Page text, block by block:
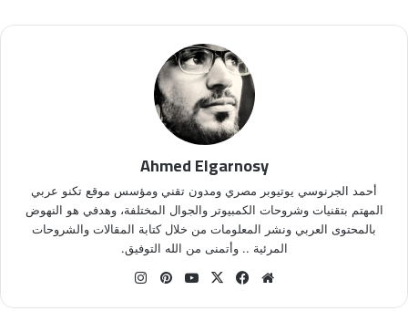
Ahmed Elgarnosy
أحمد الجرنوسي يوتيوبر مصري ومدون تقني ومؤسس موقع تكنو عربي
المهتم بتقنيات وشروحات الكمبيوتر والجوال المختلفة، وهدفي هو النهوض
بالمحتوى العربي ونشر المعلومات من خلال كتابة المقالات والشروحات
المرئية .. وأتمنى من الله التوفيق.
موق
في
X
يوتي
بينتي